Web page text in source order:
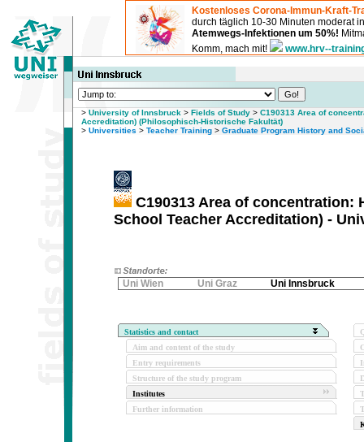
Kostenloses Corona-Immun-Kraft-
durch täglich 10-30 Minuten moderat
Atemwegs-Infektionen um 50%!
Komm, mach mit!
www.hrv--
> University of Innsbruck > Fields of Study > C190313 Area of
Accreditation) (Philosophisch-Historische Fakultät)
> Universities > Teacher Training > Graduate Program History and
C190313 Area of concentration:
School Teacher Accreditation) -
Uni Wien Uni Graz Uni Innsbruck
Statistics and contact
Aim and content of the study
Entry requirements
Structure of the study program
Institutes
Further information